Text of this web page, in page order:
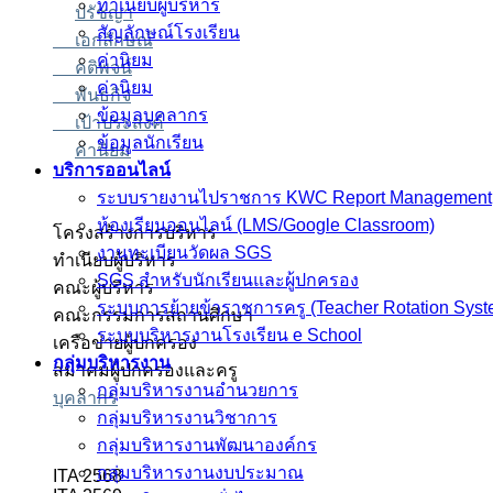
ปรัชญา
เอกลักษณ์
คติพจน์
พันธกิจ
เป้าประสงค์
ค่านิยม
โครงสร้างการบริหาร
ทำเนียบผู้บริหาร
คณะผู้บริหาร
คณะกรรมการสถานศึกษา
เครือข่ายผู้ปกครอง
สมาคมผู้ปกครองและครู
บุคลากร
ITA 2568
ทำเนียบผู้บริหาร
สัญลักษณ์โรงเรียน
ค่านิยม
ค่านิยม
ข้อมูลบุคลากร
ข้อมูลนักเรียน
บริการออนไลน์
ระบบรายงานไปราชการ KWC Report Management
ห้องเรียนออนไลน์ (LMS/Google Classroom)
งานทะเบียนวัดผล SGS
SGS สำหรับนักเรียนและผู้ปกครอง
ระบบการย้ายข้าราชการครู (Teacher Rotation
ระบบบริหารงานโรงเรียน e School
กลุ่มบริหารงาน
กลุ่มบริหารงานอำนวยการ
กลุ่มบริหารงานวิชาการ
กลุ่มบริหารงานพัฒนาองค์กร
กลุ่มบริหารงานงบประมาณ